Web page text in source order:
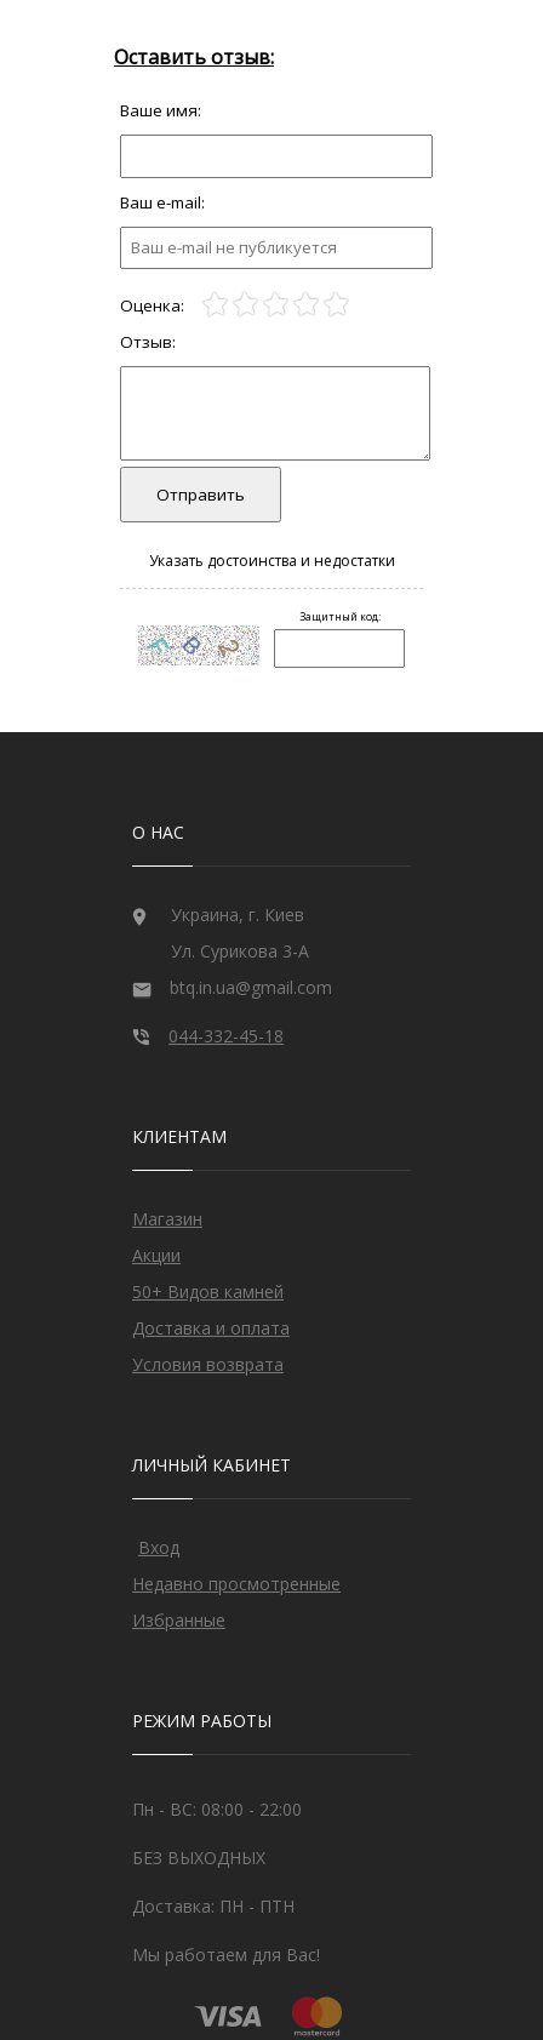
О НАС
Украина, г. Киев
Ул. Сурикова 3-А
btq.in.ua@gmail.com
044-332-45-18
КЛИЕНТАМ
Магазин
Акции
50+ Видов камней
Доставка и оплата
Условия возврата
ЛИЧНЫЙ КАБИНЕТ
Вход
Недавно просмотренные
Избранные
РЕЖИМ РАБОТЫ
Пн - ВС: 08:00 - 22:00
БЕЗ ВЫХОДНЫХ
Доставка: ПН - ПТН
Мы работаем для Вас!